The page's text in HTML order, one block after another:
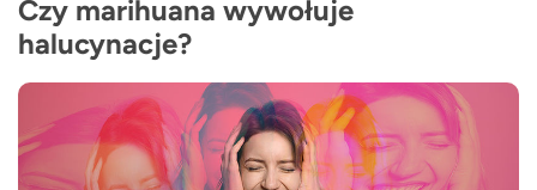
CBD
Niski
Typ kwitnienia
Fotoperiod
Czy marihuana wywołuje
halucynacje?